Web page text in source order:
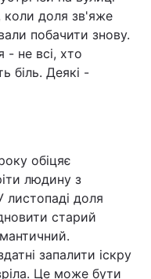
доля зв'яже
побачити знову.
- не всі, хто
біль. Деякі -
обіцяє
людину з
доля
старий
запалити іскру
Це може бути